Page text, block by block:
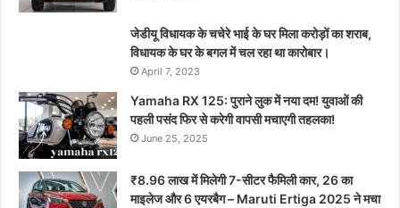
जेडीयू विधायक के चचेरे भाई के घर मिला करोड़ों का शराब,
विधायक के घर के बगल में चल रहा था कारोबार।
April 7, 2023
Yamaha RX 125: पुराने लुक में नया दम! युवाओं की
पहली पसंद फिर से करेगी वापसी मचाएगी तहलका!
June 25, 2025
₹8.96 लाख में मिलेगी 7-सीटर फैमिली कार, 26 का
माइलेज और 6 एयरबैग – Maruti Ertiga 2025 ने मचा